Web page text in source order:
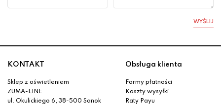
WYŚLIJ
KONTAKT
Sklep z oświetleniem
ZUMA-LINE
ul. Okulickiego 6, 38-500 Sanok
Obsługa klienta
Formy płatności
Koszty wysyłki
Raty Payu